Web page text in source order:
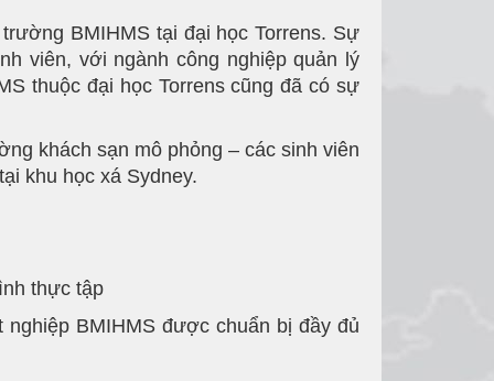
BMIHMS tại đại học Torrens. Sự
viên, với ngành công nghiệp quản lý
thuộc đại học Torrens cũng đã có sự
khách sạn mô phỏng – các sinh viên
khu học xá Sydney.
thực tập
BMIHMS được chuẩn bị đầy đủ